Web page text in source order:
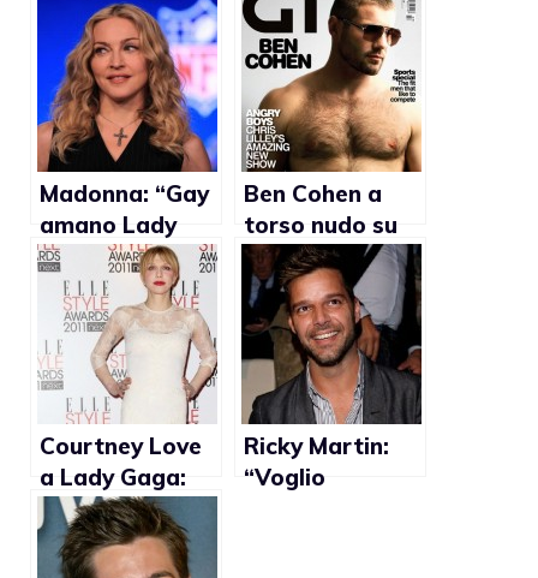
Madonna: “Gay
amano Lady
Gaga? Mica è
Britney Spears”
Ben Cohen a
torso nudo su
Gay Times
Courtney Love
a Lady Gaga:
“Deve
frequentare
ragazzi
Ricky Martin:
“Voglio